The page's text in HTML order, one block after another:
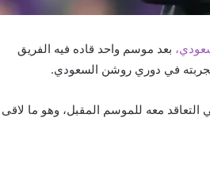
بعد موسم واحد قاده فيه الفريق
تجربته في دوري روشن السعودي.
التعاقد معه للموسم المقبل، وهو ما لاقى